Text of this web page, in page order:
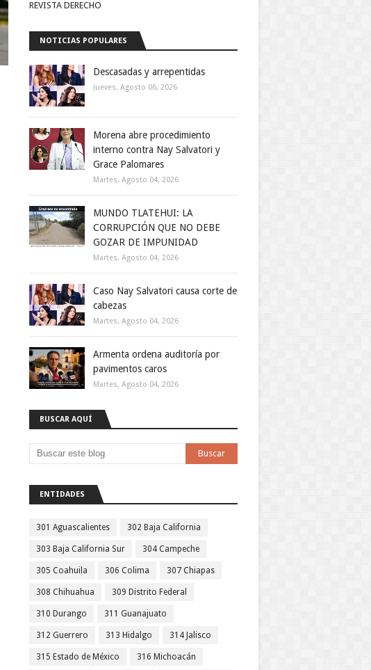
REVISTA DERECHO
NOTICIAS POPULARES
Descasadas y arrepentidas
Jueves, Agosto 06, 2026
Morena abre procedimiento
interno contra Nay Salvatori y
Grace Palomares
Martes, Agosto 04, 2026
MUNDO TLATEHUI: LA
CORRUPCIÓN QUE NO DEBE
GOZAR DE IMPUNIDAD
Martes, Agosto 04, 2026
Caso Nay Salvatori causa corte de
cabezas
Martes, Agosto 04, 2026
Armenta ordena auditoría por
pavimentos caros
Martes, Agosto 04, 2026
BUSCAR AQUÍ
ENTIDADES
301 Aguascalientes 302 Baja California
303 Baja California Sur 304 Campeche
305 Coahuila 306 Colima 307 Chiapas
308 Chihuahua 309 Distrito Federal
310 Durango 311 Guanajuato
312 Guerrero 313 Hidalgo 314 Jalisco
315 Estado de México 316 Michoacán